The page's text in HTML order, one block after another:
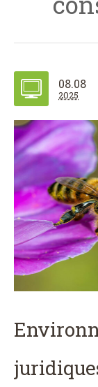
08.08
2025